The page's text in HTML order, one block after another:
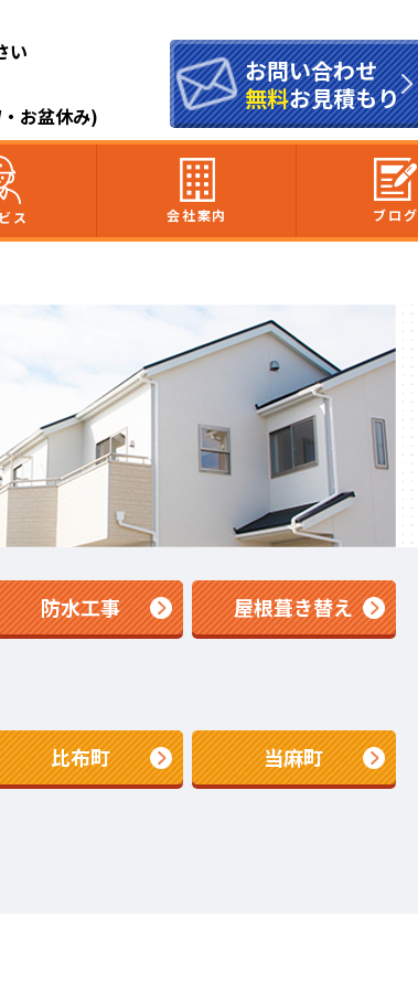
い
お盆休み)
お問い合わせ
無料お見積もり
ス 会社案内 ブログ
防水工事 屋根葺き替え
比布町 当麻町